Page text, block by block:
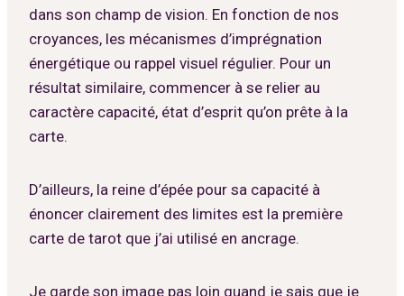
dans son champ de vision. En fonction de nos
croyances, les mécanismes d’imprégnation
énergétique ou rappel visuel régulier. Pour un
résultat similaire, commencer à se relier au
caractère capacité, état d’esprit qu’on prête à la
carte.
D’ailleurs, la reine d’épée pour sa capacité à
énoncer clairement des limites est la première
carte de tarot que j’ai utilisé en ancrage.
Je garde son image pas loin quand je sais que je